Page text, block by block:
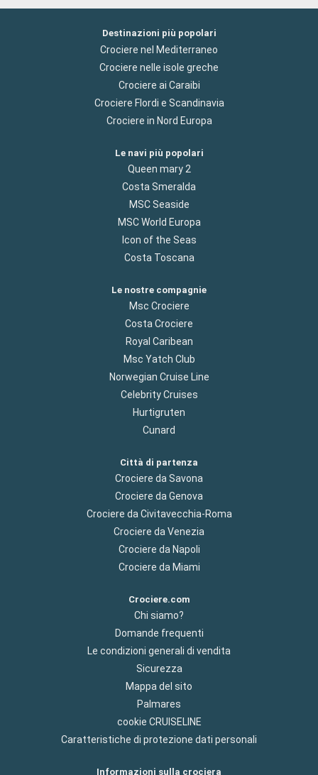
Destinazioni più popolari
Crociere nel Mediterraneo
Crociere nelle isole greche
Crociere ai Caraibi
Crociere Flordi e Scandinavia
Crociere in Nord Europa
Le navi più popolari
Queen mary 2
Costa Smeralda
MSC Seaside
MSC World Europa
Icon of the Seas
Costa Toscana
Le nostre compagnie
Msc Crociere
Costa Crociere
Royal Caribean
Msc Yatch Club
Norwegian Cruise Line
Celebrity Cruises
Hurtigruten
Cunard
Città di partenza
Crociere da Savona
Crociere da Genova
Crociere da Civitavecchia-Roma
Crociere da Venezia
Crociere da Napoli
Crociere da Miami
Crociere.com
Chi siamo?
Domande frequenti
Le condizioni generali di vendita
Sicurezza
Mappa del sito
Palmares
cookie CRUISELINE
Caratteristiche di protezione dati personali
Informazioni sulla crociera